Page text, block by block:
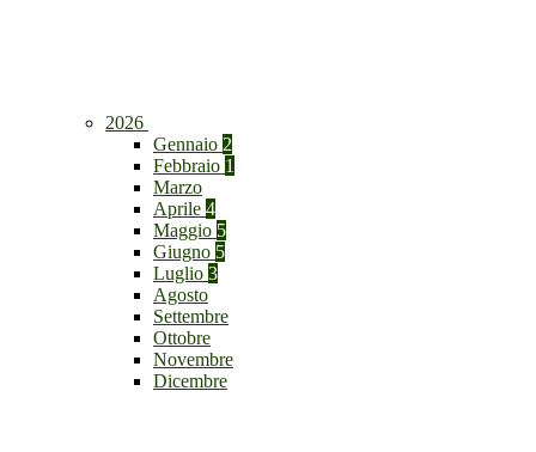
2026
Gennaio 2
Febbraio 1
Marzo
Aprile 4
Maggio 5
Giugno 5
Luglio 3
Agosto
Settembre
Ottobre
Novembre
Dicembre